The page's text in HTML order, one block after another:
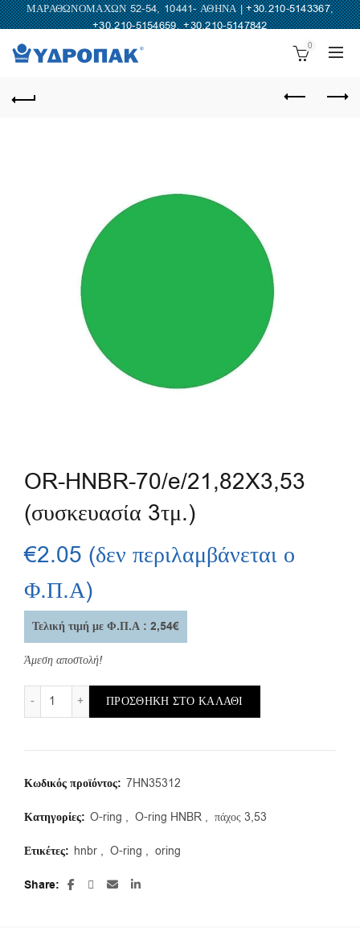
ΜΑΡΑΘΩΝΟΜΑΧΩΝ 52-54, 10441- ΑΘΗΝΑ |+30.210-5143367,
+30.210-5154659,+30.210-5147842
0
OR-HNBR-70/e/21,82X3,53
(συσκευασία 3τμ.)
€2.05 (δεν περιλαμβάνεται ο
Φ.Π.Α)
Τελική τιμή με Φ.Π.Α : 2,54€
Άμεση αποστολή!
OR-HNBR-70/e/21,82X3,53 (συσκευασία 3τμ.) ποσότητα
ΠΡΟΣΘΉΚΗ ΣΤΟ ΚΑΛΆΘΙ
Κωδικός προϊόντος: 7HN35312
Κατηγορίες: O-ring , O-ring HNBR , πάχος 3,53
Ετικέτες: hnbr , O-ring , oring
Share